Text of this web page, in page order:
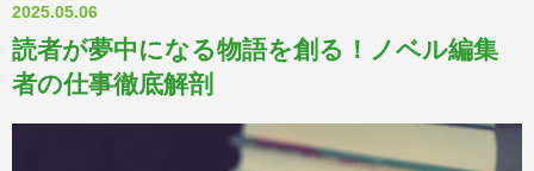
2025.05.06
読者が夢中になる物語を創る！ノベル編集
者の仕事徹底解剖